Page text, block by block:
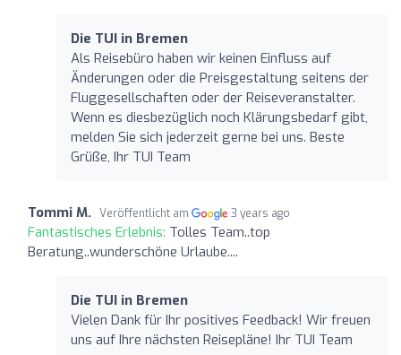
Die TUI in Bremen
Als Reisebüro haben wir keinen Einfluss auf
Änderungen oder die Preisgestaltung seitens der
Fluggesellschaften oder der Reiseveranstalter.
Wenn es diesbezüglich noch Klärungsbedarf gibt,
melden Sie sich jederzeit gerne bei uns. Beste
Grüße, Ihr TUI Team
Tommi M. Veröffentlicht am 3 years ago
Fantastisches Erlebnis: Tolles Team..top
Beratung..wunderschöne Urlaube....
Die TUI in Bremen
Vielen Dank für Ihr positives Feedback! Wir freuen
uns auf Ihre nächsten Reisepläne! Ihr TUI Team